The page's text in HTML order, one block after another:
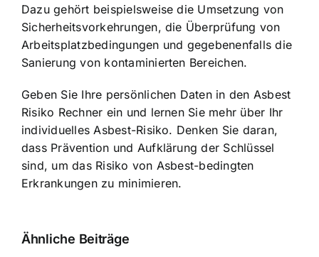
Dazu gehört beispielsweise die Umsetzung von
Sicherheitsvorkehrungen, die Überprüfung von
Arbeitsplatzbedingungen und gegebenenfalls die
Sanierung von kontaminierten Bereichen.
Geben Sie Ihre persönlichen Daten in den Asbest
Risiko Rechner ein und lernen Sie mehr über Ihr
individuelles Asbest-Risiko. Denken Sie daran,
dass Prävention und Aufklärung der Schlüssel
sind, um das Risiko von Asbest-bedingten
Erkrankungen zu minimieren.
Ähnliche Beiträge